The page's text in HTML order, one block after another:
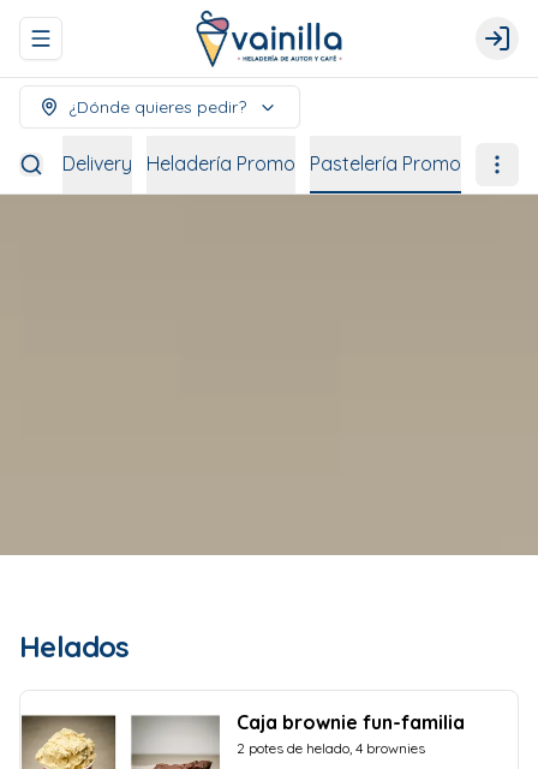
Abrir menu de navegación Login
¿Dónde quieres pedir?
Delivery Heladería Promo Pastelería Promo
Helados
Caja brownie fun-familia
2 potes de helado, 4 brownies